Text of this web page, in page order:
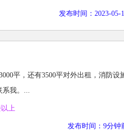
发布时间：2023-05-
平，还有3500平对外出租，消防设
系我。...
上
发布时间：9分钟